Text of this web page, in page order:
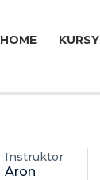
HOME KURSY
Instruktor
Aron